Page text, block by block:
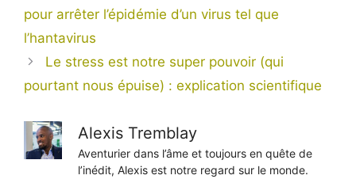
pour arrêter l’épidémie d’un virus tel que
l’hantavirus
Le stress est notre super pouvoir (qui
pourtant nous épuise) : explication scientifique
Alexis Tremblay
Aventurier dans l’âme et toujours en quête de
l’inédit, Alexis est notre regard sur le monde.